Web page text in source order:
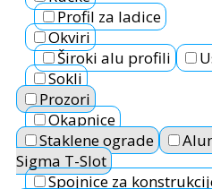
Profil za ladice
Okviri
Široki alu profili
Sokli
Prozori
Okapnice
Staklene ograde
Sigma T-Slot
Spojnice za